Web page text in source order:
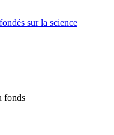
sur la science
fonds